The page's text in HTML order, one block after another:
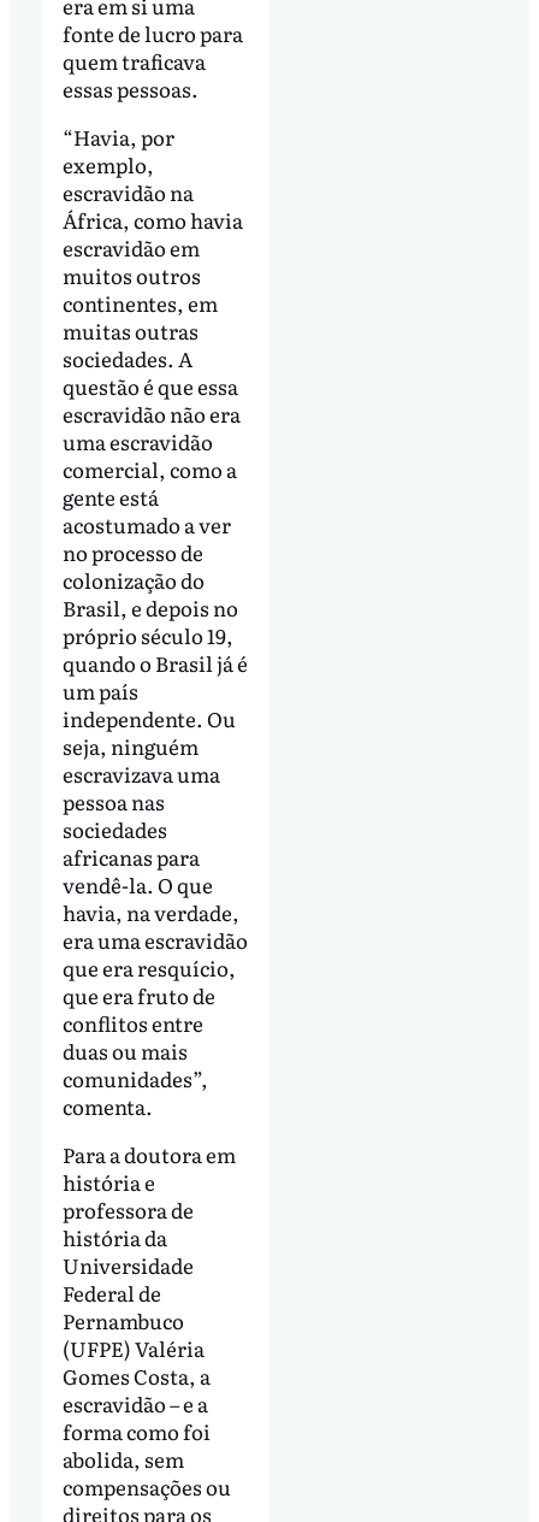
fonte de lucro para
quem traficava
essas pessoas.
“Havia, por
exemplo,
escravidão na
África, como havia
escravidão em
muitos outros
continentes, em
muitas outras
sociedades. A
questão é que essa
escravidão não era
uma escravidão
comercial, como a
gente está
acostumado a ver
no processo de
colonização do
Brasil, e depois no
próprio século 19,
quando o Brasil já é
um país
independente. Ou
seja, ninguém
escravizava uma
pessoa nas
sociedades
africanas para
vendê-la. O que
havia, na verdade,
era uma escravidão
que era resquício,
que era fruto de
conflitos entre
duas ou mais
comunidades”,
comenta.
Para a doutora em
história e
professora de
história da
Universidade
Federal de
Pernambuco
(UFPE) Valéria
Gomes Costa, a
escravidão – e a
forma como foi
abolida, sem
compensações ou
direitos para os